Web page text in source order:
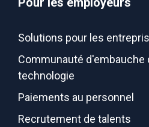
Solutions pour les
Communauté d'embauche
technologie
Paiements au personnel
Recrutement de talents